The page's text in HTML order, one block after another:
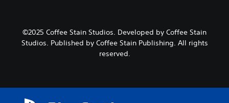
©2025 Coffee Stain Studios. Developed by Coffee Stain
Studios. Published by Coffee Stain Publishing. All rights
reserved.